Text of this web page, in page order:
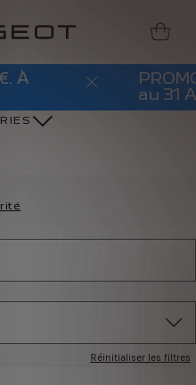
Du 1er Juin
Réinitialiser les filtres